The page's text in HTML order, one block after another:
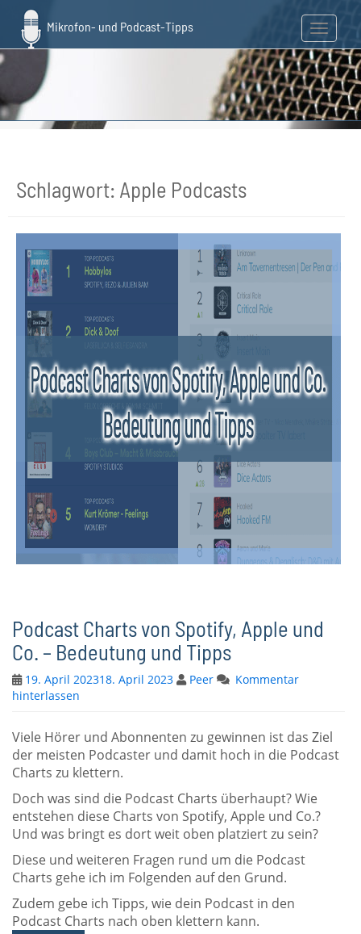
main
content
Toggle
Schlagwort: Apple Podcasts
Podcast Charts von Spotify, Apple und
Co. – Bedeutung und Tipps
19. April 202318. April 2023 Peer
Kommentar
hinterlassen
Viele Hörer und Abonnenten zu gewinnen ist das Ziel
der meisten Podcaster und damit hoch in die Podcast
Charts zu klettern.
Doch was sind die Podcast Charts überhaupt? Wie
entstehen diese Charts von Spotify, Apple und Co.?
Und was bringt es dort weit oben platziert zu sein?
Diese und weiteren Fragen rund um die Podcast
Charts gehe ich im Folgenden auf den Grund.
Zudem gebe ich Tipps, wie dein Podcast in den
Podcast Charts nach oben klettern kann.